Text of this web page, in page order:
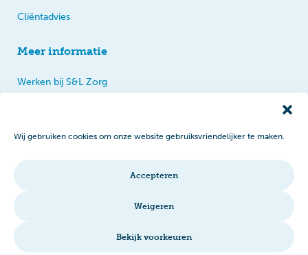
Wij gebruiken cookies om onze website gebruiksvriendelijker te maken.
Accepteren
Weigeren
Bekijk voorkeuren
Cliëntadvies
Meer informatie
Werken bij S&L Zorg
Intranet